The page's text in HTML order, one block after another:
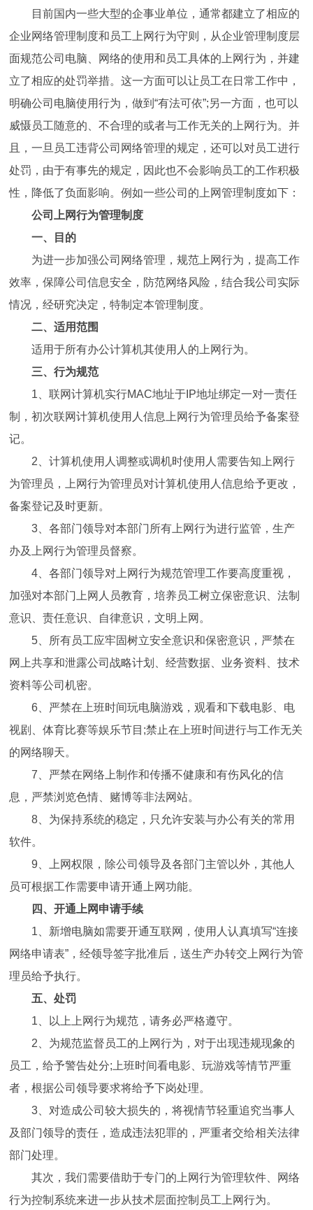
目前国内一些大型的企事业单位，通常都建立了相应的
企业网络管理制度和员工上网行为守则，从企业管理制度层
面规范公司电脑、网络的使用和员工具体的上网行为，并建
立了相应的处罚举措。这一方面可以让员工在日常工作中，
明确公司电脑使用行为，做到“有法可依”;另一方面，也可以
威慑员工随意的、不合理的或者与工作无关的上网行为。并
且，一旦员工违背公司网络管理的规定，还可以对员工进行
处罚，由于有事先的规定，因此也不会影响员工的工作积极
性，降低了负面影响。例如一些公司的上网管理制度如下：
公司上网行为管理制度
一、目的
为进一步加强公司网络管理，规范上网行为，提高工作
效率，保障公司信息安全，防范网络风险，结合我公司实际
情况，经研究决定，特制定本管理制度。
二、适用范围
适用于所有办公计算机其使用人的上网行为。
三、行为规范
1、联网计算机实行MAC地址于IP地址绑定一对一责任
制，初次联网计算机使用人信息上网行为管理员给予备案登
记。
2、计算机使用人调整或调机时使用人需要告知上网行
为管理员，上网行为管理员对计算机使用人信息给予更改，
备案登记及时更新。
3、各部门领导对本部门所有上网行为进行监管，生产
办及上网行为管理员督察。
4、各部门领导对上网行为规范管理工作要高度重视，
加强对本部门上网人员教育，培养员工树立保密意识、法制
意识、责任意识、自律意识，文明上网。
5、所有员工应牢固树立安全意识和保密意识，严禁在
网上共享和泄露公司战略计划、经营数据、业务资料、技术
资料等公司机密。
6、严禁在上班时间玩电脑游戏，观看和下载电影、电
视剧、体育比赛等娱乐节目;禁止在上班时间进行与工作无关
的网络聊天。
7、严禁在网络上制作和传播不健康和有伤风化的信
息，严禁浏览色情、赌博等非法网站。
8、为保持系统的稳定，只允许安装与办公有关的常用
软件。
9、上网权限，除公司领导及各部门主管以外，其他人
员可根据工作需要申请开通上网功能。
四、开通上网申请手续
1、新增电脑如需要开通互联网，使用人认真填写“连接
网络申请表”，经领导签字批准后，送生产办转交上网行为管
理员给予执行。
五、处罚
1、以上上网行为规范，请务必严格遵守。
2、为规范监督员工的上网行为，对于出现违规现象的
员工，给予警告处分;上班时间看电影、玩游戏等情节严重
者，根据公司领导要求将给予下岗处理。
3、对造成公司较大损失的，将视情节轻重追究当事人
及部门领导的责任，造成违法犯罪的，严重者交给相关法律
部门处理。
其次，我们需要借助于专门的上网行为管理软件、网络
行为控制系统来进一步从技术层面控制员工上网行为。